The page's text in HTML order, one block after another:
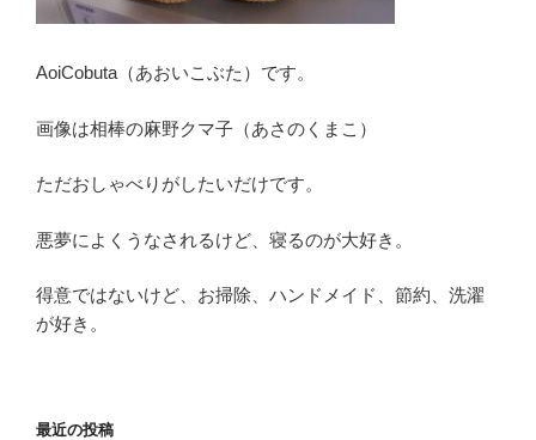
AoiCobuta（あおいこぶた）です。
画像は相棒の麻野クマ子（あさのくまこ）
ただおしゃべりがしたいだけです。
悪夢によくうなされるけど、寝るのが大好き。
得意ではないけど、お掃除、ハンドメイド、節約、洗濯
が好き。
最近の投稿